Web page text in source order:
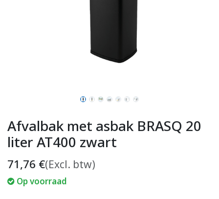
Afvalbak met asbak BRASQ 20
liter AT400 zwart
71,76 €(Excl. btw)
Op voorraad